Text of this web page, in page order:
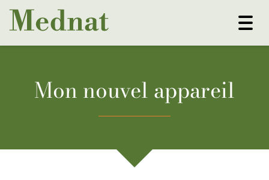
Mon nouvel appareil